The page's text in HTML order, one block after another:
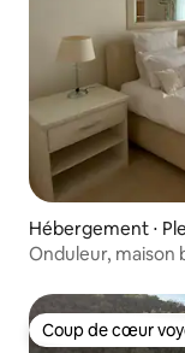
Hébergement ⋅
Onduleur, maison
Coup de cœur
Coup de cœur